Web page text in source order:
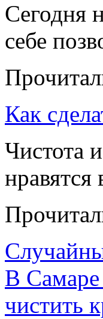
Сегодня
себе
Как
Чистота
нравятся
В Самаре
чистить